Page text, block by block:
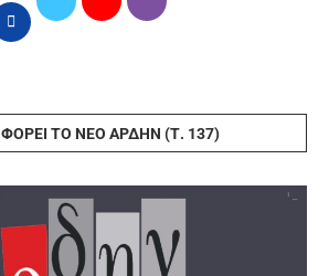
ΤΟ ΝΈΟ ΆΡΔΗΝ (Τ. 137)